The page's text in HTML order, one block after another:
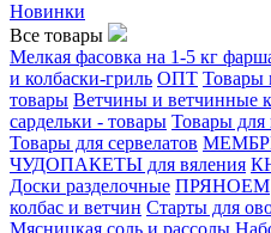
Новинки
Все товары
Мелкая фасовка на 1-5 кг
и колбаски-гриль ОПТ Товары
товары Ветчины и ветчинные
сардельки - товары Товары для
Товары для сервелатов
ЧУДОПАКЕТЫ для вяления
Доски разделочные ПРЯНОЕМ
колбас и ветчин Старты для
Мясницкая соль и рассолы